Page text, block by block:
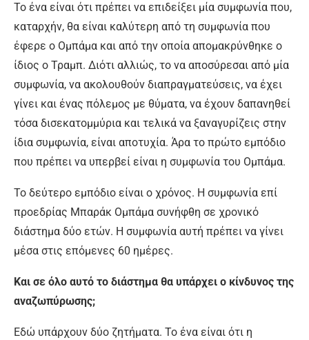
Το ένα είναι ότι πρέπει να επιδείξει μία συμφωνία που,
καταρχήν, θα είναι καλύτερη από τη συμφωνία που
έφερε ο Ομπάμα και από την οποία απομακρύνθηκε ο
ίδιος ο Τραμπ. Διότι αλλιώς, το να αποσύρεσαι από μία
συμφωνία, να ακολουθούν διαπραγματεύσεις, να έχει
γίνει και ένας πόλεμος με θύματα, να έχουν δαπανηθεί
τόσα δισεκατομμύρια και τελικά να ξαναγυρίζεις στην
ίδια συμφωνία, είναι αποτυχία. Άρα το πρώτο εμπόδιο
που πρέπει να υπερβεί είναι η συμφωνία του Ομπάμα.
Το δεύτερο εμπόδιο είναι ο χρόνος. Η συμφωνία επί
προεδρίας Μπαράκ Ομπάμα συνήφθη σε χρονικό
διάστημα δύο ετών. Η συμφωνία αυτή πρέπει να γίνει
μέσα στις επόμενες 60 ημέρες.
Και σε όλο αυτό το διάστημα θα υπάρχει ο κίνδυνος της
αναζωπύρωσης;
Εδώ υπάρχουν δύο ζητήματα. Το ένα είναι ότι η